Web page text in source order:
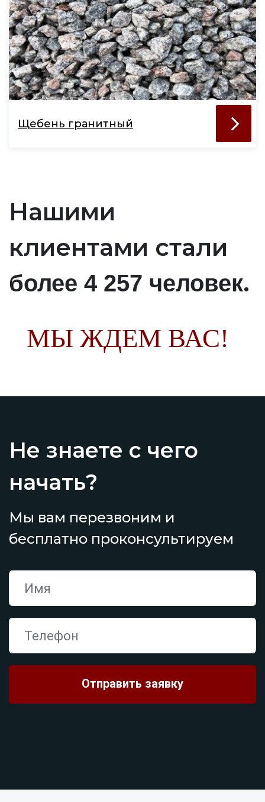
Щебень гранитный
Нашими
клиентами стали
более 4 257 человек.
МЫ ЖДЕМ ВАС!
Не знаете с чего
начать?
Мы вам перезвоним и
бесплатно проконсультируем